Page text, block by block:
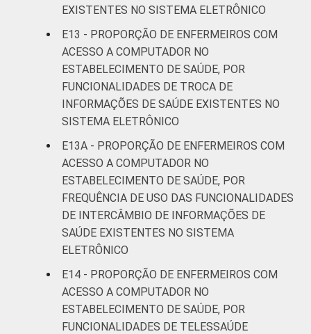
EXISTENTES NO SISTEMA ELETRÔNICO
E13 - PROPORÇÃO DE ENFERMEIROS COM
ACESSO A COMPUTADOR NO
ESTABELECIMENTO DE SAÚDE, POR
FUNCIONALIDADES DE TROCA DE
INFORMAÇÕES DE SAÚDE EXISTENTES NO
SISTEMA ELETRÔNICO
E13A - PROPORÇÃO DE ENFERMEIROS COM
ACESSO A COMPUTADOR NO
ESTABELECIMENTO DE SAÚDE, POR
FREQUÊNCIA DE USO DAS FUNCIONALIDADES
DE INTERCÂMBIO DE INFORMAÇÕES DE
SAÚDE EXISTENTES NO SISTEMA
ELETRÔNICO
E14 - PROPORÇÃO DE ENFERMEIROS COM
ACESSO A COMPUTADOR NO
ESTABELECIMENTO DE SAÚDE, POR
FUNCIONALIDADES DE TELESSAÚDE